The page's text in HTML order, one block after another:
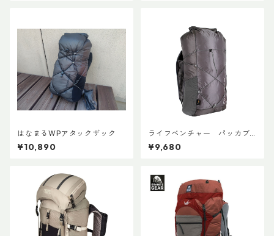
はなまるWPアタックザック
¥10,890
ライフベンチャー パッカブ
ルWPバックパック
¥9,680